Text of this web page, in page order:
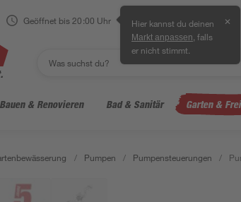
Geöffnet bis 20:00 Uhr Hier kannst du deinen
Markt anpassen , falls
er nicht stimmt.
✕
Bauen & Renovieren Bad & Sanitär Garten &
/ Pumpen / Pumpensteuerungen /